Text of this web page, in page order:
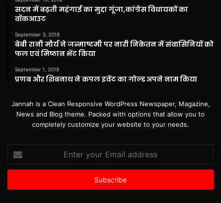
सदन में बढ़ती महंगाई का मुद्दा गूंजा,कांग्रेस विधायकों का
वॉकआउट
September 3, 2018
बेबी रानी मौर्य ने जन्माष्टमी पर नारी निकेतन में संवासिनियों को
फल एवं मिष्ठान भेंट किया
September 1, 2018
प्रणब और शिबनाथ ने कपल इवेंट का गोल्ड अपने नाम किया
Jannah is a Clean Responsive WordPress Newspaper, Magazine,
News and Blog theme. Packed with options that allow you to
completely customize your website to your needs.
your
Email